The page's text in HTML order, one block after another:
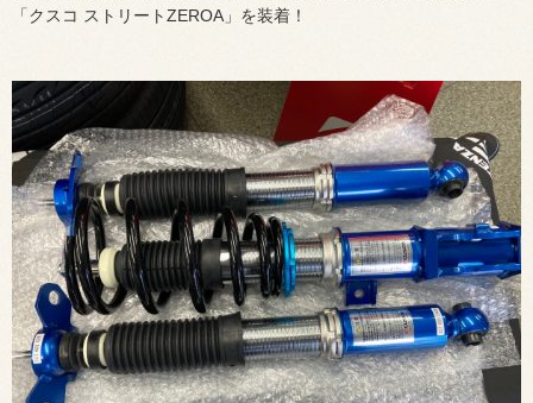
「クスコ ストリートZEROA」を装着！